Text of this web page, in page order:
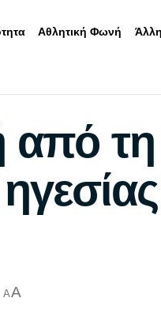
Αθλητική Φωνή
από
AA